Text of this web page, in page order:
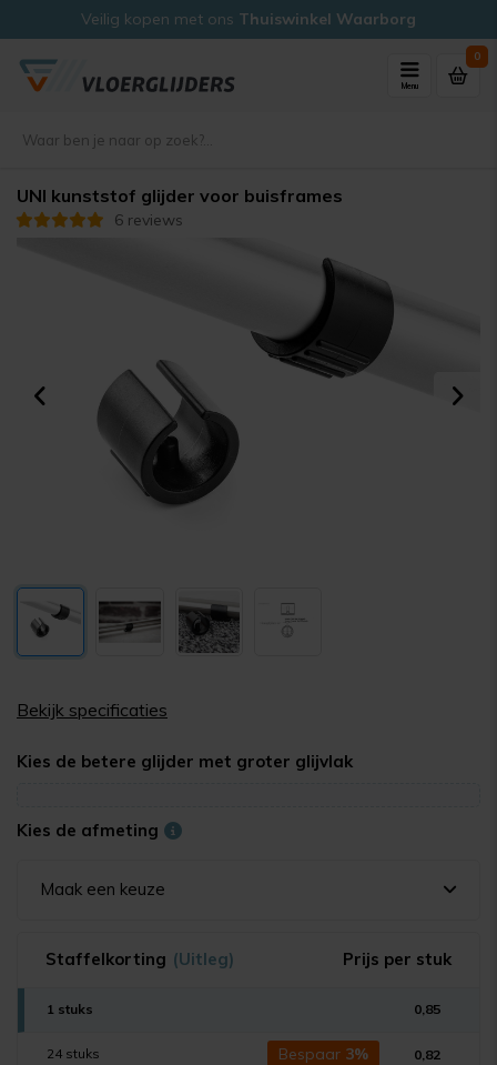
Veilig kopen met ons Thuiswinkel Waarborg
Menu
0
UNI kunststof glijder voor buisframes
6 reviews
Bekijk specificaties
Kies de betere glijder met groter glijvlak
Kies de afmeting
Maak een keuze
Staffelkorting (Uitleg) Prijs per stuk
1 stuks 0,85
24 stuks Bespaar 3% 0,82